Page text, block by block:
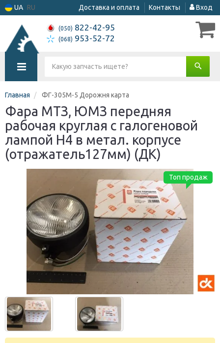
UA RU Доставка и оплата Контакты Вход
(050) 822-42-95
(068) 953-52-72
Главная ФГ-305М-5 Дорожня карта
Фара МТЗ, ЮМЗ передняя
рабочая круглая с галогеновой
лампой H4 в метал. корпусе
(отражатель127мм) (ДК)
Топ продаж